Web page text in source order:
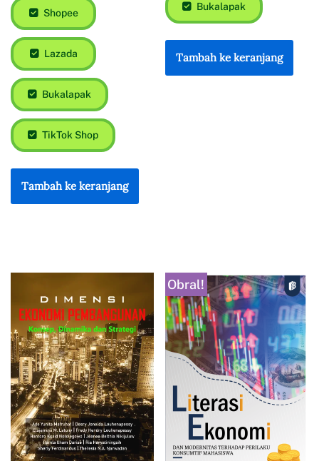
Shopee
Lazada
Bukalapak
TikTok Shop
Tambah ke keranjang
Bukalapak
Tambah ke keranjang
Obral!